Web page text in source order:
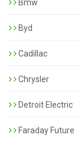
Bmw
Byd
Cadillac
Chrysler
Detroit Electric
Faraday Future